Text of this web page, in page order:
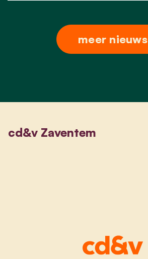
meer nieuws
cd&v Zaventem